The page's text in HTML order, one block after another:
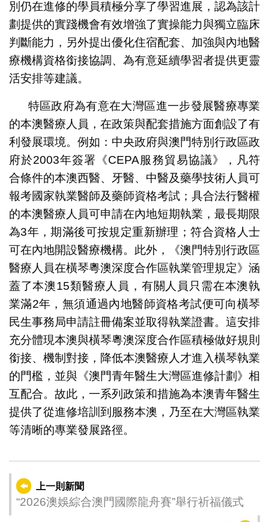
別仍在進修的學員積極分享了學習進展，認為該計
劃提供的實踐機會有效增強了實操能力與獨立臨床
判斷能力，另外提出優化住宿配套、加強與內地醫
療機構資格銜接協調、為有意延續學習者提供更靈
活安排等建議。
特區政府為有意在大灣區進一步發展醫療專業
的本澳醫療人員，在政策與配套措施方面創設了有
利發展環境。例如：中央政府與澳門特別行政區政
府於2003年簽署《CEPA服務貿易協議》，凡符
合條件的本澳西醫、牙醫、中醫及藥學技術人員可
報考國家執業醫師及藥師資格考試；具合法行醫權
的本澳醫療人員可申請在內地短期執業，最長期限
為3年，期滿後可按規定重新辦理；符合資格人士
可在內地開設醫療機構。此外，《澳門特別行政區
醫療人員在橫琴粵澳深度合作區執業管理規定》涵
蓋了本澳15類醫療人員，有關人員只需在本澳執
業滿2年，無須通過內地醫師資格考試便可向橫琴
民生事務局申請註冊備案並取得執業證書。這安排
充分體現本澳與橫琴粵澳深度合作區積極做好規則
銜接、機制對接，降低本澳醫療人才進入橫琴執業
的門檻，並與《澳門青年醫生大灣區進修計劃》相
互配合。故此，一系列政策和措施為本澳青年醫生
提供了從進修培訓到服務本澳，乃至在大灣區執業
等清晰的專業發展路徑。
上一則新聞
“2026澳娛綜合澳門國際龍舟賽”舉行祈福儀式